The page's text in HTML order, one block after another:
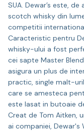
SUA. Dewar’s este,
scotch whisky din
competitii
Caracteristic pentru
whisky-ului a fost
cei sapte Master
asigura un plus de
practic, single malt-
care se amesteca
este lasat in butoaie
Creat de Tom Aitken,
ai companiei,